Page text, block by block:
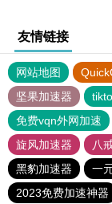
友情链接
网站地图
坚果加速器
免费vqn外网加速
旋风加速器
八
黑豹加速器
一
2023免费加速神器